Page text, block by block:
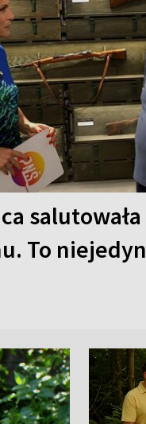
salutowała
To